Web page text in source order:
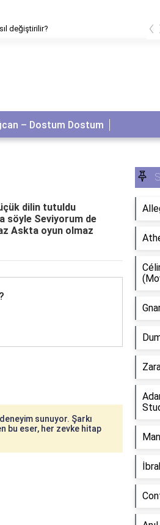
değiştirilir? ‹
– Dostum Dostum
dilin tutuldu
söyle Seviyorum de
Askta oyun olmaz
sunuyor. Şarkı
bu eser, her zevke hitap